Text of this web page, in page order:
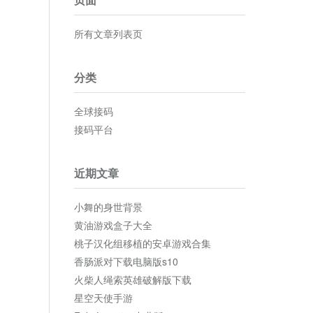
所有文章列表页
分类
全球接码
接码平台
近期文章
小舞的身世背景
黄油游戏盒子大全
桃子汉化组移植的安卓游戏合集
香肠派对下载电脑版s10
火柴人绳索英雄破解版下载
星空天使手游